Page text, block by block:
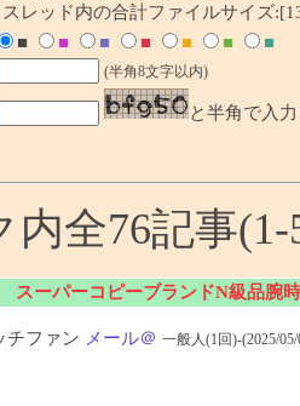
スレッド内の合計ファイルサイズ
■ ■ ■ ■ ■ ■
■
(半角8文字以内)
と半角で入力
内全76記事
スーパーコピーブランドN級品腕
チファン メール＠ 一般人(1回)-(2025/05/